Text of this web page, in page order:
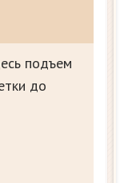
подъем
до